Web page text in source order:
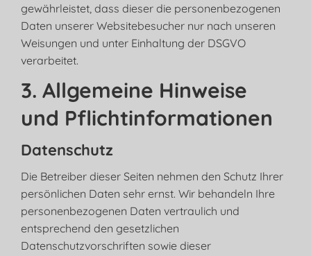
gewährleistet, dass dieser die personenbezogenen
Daten unserer Websitebesucher nur nach unseren
Weisungen und unter Einhaltung der DSGVO
verarbeitet.
3. Allgemeine Hinweise
und Pflicht­informationen
Datenschutz
Die Betreiber dieser Seiten nehmen den Schutz Ihrer
persönlichen Daten sehr ernst. Wir behandeln Ihre
personenbezogenen Daten vertraulich und
entsprechend den gesetzlichen
Datenschutzvorschriften sowie dieser